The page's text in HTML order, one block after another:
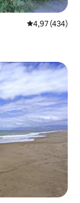
Prosječna
4,97 (434)